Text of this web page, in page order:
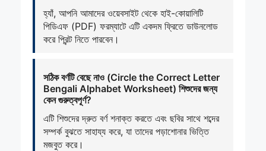
হ্যাঁ, আপনি আমাদের ওয়েবসাইট থেকে হাই-কোয়ালিটি
পিডিএফ (PDF) ফরম্যাটে এটি একদম ফ্রিতে ডাউনলোড
করে প্রিন্ট নিতে পারবেন।
সঠিক বর্ণটি বেছে নাও (Circle the Correct Letter
Bengali Alphabet Worksheet) শিশুদের জন্য
কেন গুরুত্বপূর্ণ?
এটি শিশুদের দ্রুত বর্ণ শনাক্ত করতে এবং ছবির সাথে শব্দের
সম্পর্ক বুঝতে সাহায্য করে, যা তাদের পড়াশোনার ভিত্তি
মজবুত করে।